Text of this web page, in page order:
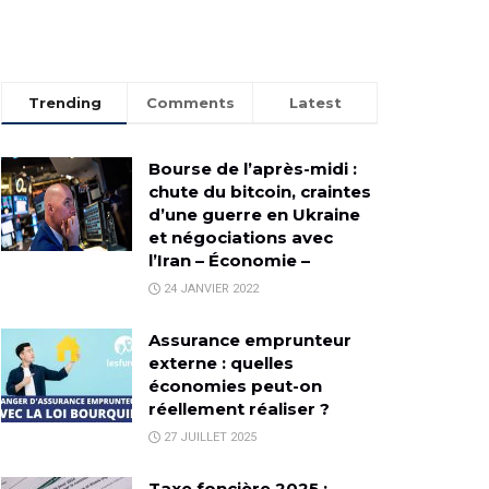
Trending Comments Latest
Bourse de l’après-midi :
chute du bitcoin, craintes
d’une guerre en Ukraine
et négociations avec
l’Iran – Économie –
24 JANVIER 2022
Assurance emprunteur
externe : quelles
économies peut-on
réellement réaliser ?
27 JUILLET 2025